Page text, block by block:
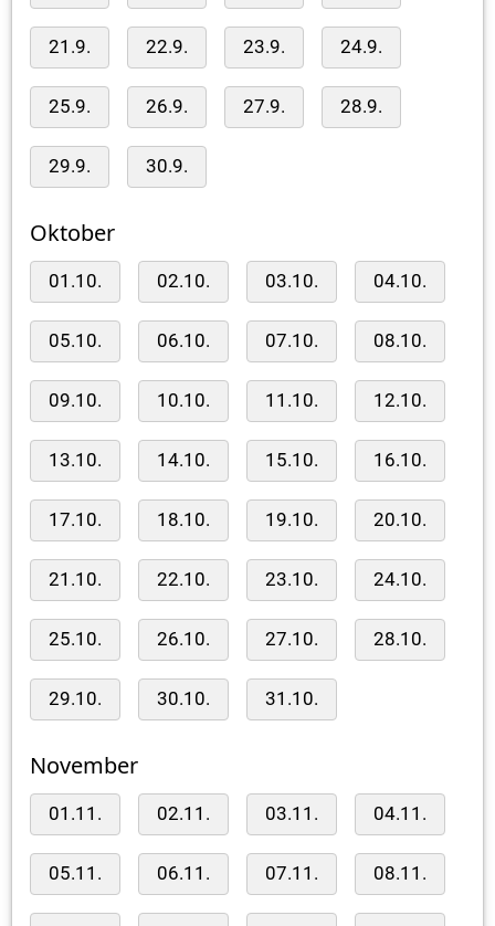
21.9. 22.9. 23.9. 24.9.
25.9. 26.9. 27.9. 28.9.
29.9. 30.9.
Oktober
01.10. 02.10. 03.10. 04.10.
05.10. 06.10. 07.10. 08.10.
09.10. 10.10. 11.10. 12.10.
13.10. 14.10. 15.10. 16.10.
17.10. 18.10. 19.10. 20.10.
21.10. 22.10. 23.10. 24.10.
25.10. 26.10. 27.10. 28.10.
29.10. 30.10. 31.10.
November
01.11. 02.11. 03.11. 04.11.
05.11. 06.11. 07.11. 08.11.